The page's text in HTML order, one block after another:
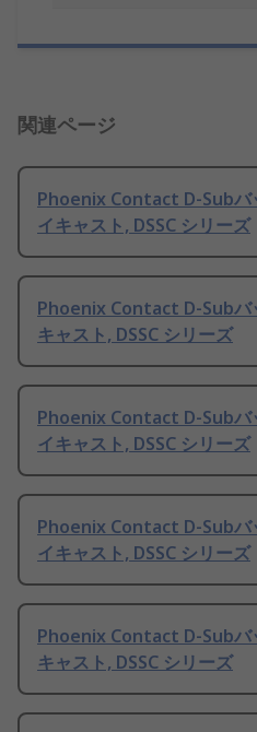
関連ページ
Phoenix Contact D-Subバ
イキャスト, DSSC シリーズ
Phoenix Contact D-Subバ
キャスト, DSSC シリーズ
Phoenix Contact D-Subバ
イキャスト, DSSC シリーズ
Phoenix Contact D-Subバ
イキャスト, DSSC シリーズ
Phoenix Contact D-Subバ
キャスト, DSSC シリーズ